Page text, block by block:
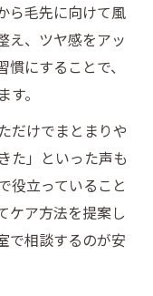
ら毛先に向けて風
え、ツヤ感をアッ
にすることで、
。
だけでまとまりや
た」といった声も
役立っていること
ケア方法を提案し
で相談するのが安